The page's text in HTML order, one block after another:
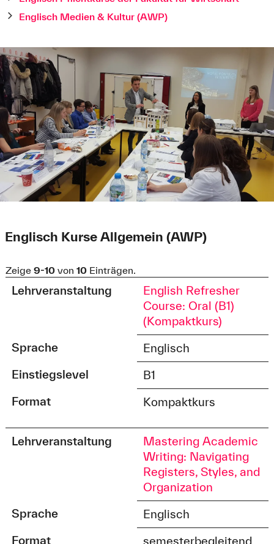
Englisch Medien & Kultur (AWP)
Englisch Kurse Allgemein (AWP)
Zeige 9-10von 10Einträgen.
Lehrveranstaltung
English Refresher
Course: Oral (B1)
(Kompaktkurs)
Sprache
Englisch
Einstiegslevel
B1
Format
Kompaktkurs
Lehrveranstaltung
Mastering Academic
Writing: Navigating
Registers, Styles, and
Organization
Sprache
Englisch
Format
semesterbegleitend